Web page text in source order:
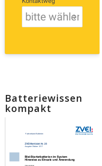
Batteriewissen
kompakt